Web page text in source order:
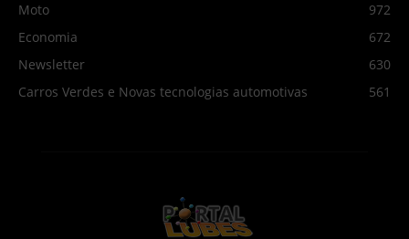
Moto
972
Economia
672
Newsletter
630
Carros Verdes e Novas tecnologias automotivas
561